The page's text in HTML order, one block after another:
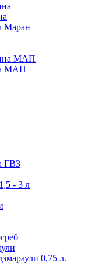
Маран
МАП
МАП
ГВЗ
- 3 л
0,75 л.